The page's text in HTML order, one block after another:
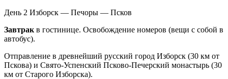
День 2 Изборск — Печоры — Псков
Завтрак в гостинице. Освобождение номеров (вещи с собой в
автобус).
Отправление в древнейший русский город Изборск (30 км от
Пскова) и Свято-Успенский Псково-Печерский монастырь (30
км от Старого Изборска).